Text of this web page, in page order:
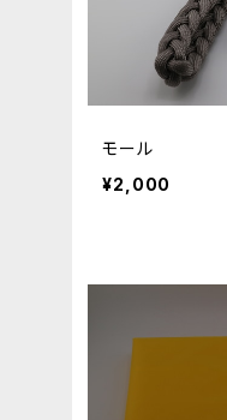
モール
¥2,000